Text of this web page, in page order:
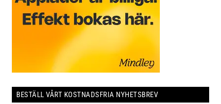
BESTÄLL VÅRT KOSTNADSFRIA NYHETSBREV